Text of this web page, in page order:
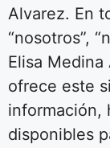
Alvarez. En
“nosotros”,
Elisa
ofrece este
información,
disponibles